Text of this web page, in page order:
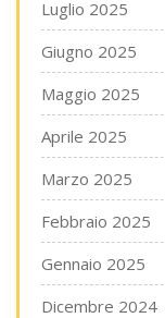
Luglio 2025
Giugno 2025
Maggio 2025
Aprile 2025
Marzo 2025
Febbraio 2025
Gennaio 2025
Dicembre 2024